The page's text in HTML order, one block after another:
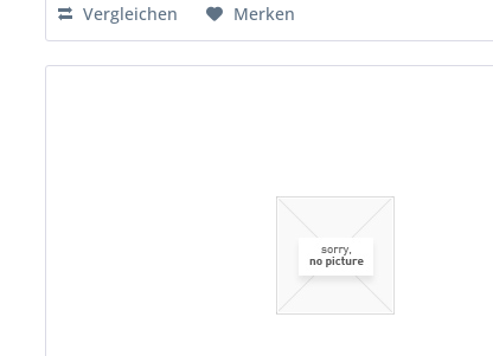
Vergleichen Merken